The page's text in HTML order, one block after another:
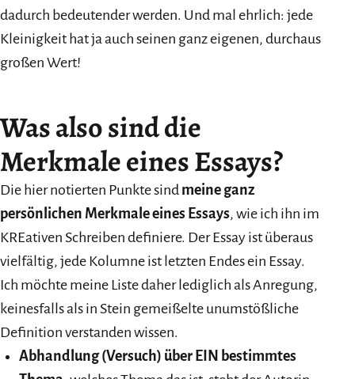
dadurch bedeutender werden. Und mal ehrlich: jede
Kleinigkeit hat ja auch seinen ganz eigenen, durchaus
großen Wert!
Was also sind die
Merkmale eines Essays?
Die hier notierten Punkte sind meine ganz
persönlichen Merkmale eines Essays, wie ich ihn im
KREativen Schreiben definiere. Der Essay ist überaus
vielfältig, jede Kolumne ist letzten Endes ein Essay.
Ich möchte meine Liste daher lediglich als Anregung,
keinesfalls als in Stein gemeißelte unumstößliche
Definition verstanden wissen.
Abhandlung (Versuch) über EIN bestimmtes